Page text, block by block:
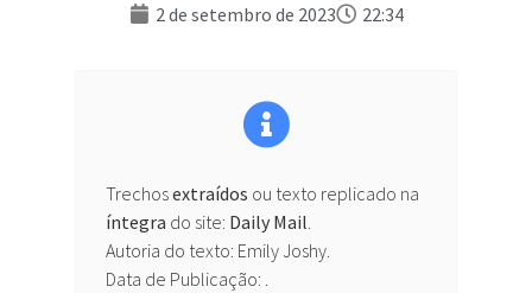
2 de setembro de 2023 22:34
Trechosextraídos ou texto replicado na
íntegra do site: Daily Mail
Autoria do texto: Emily Joshy.
Data de Publicação: .